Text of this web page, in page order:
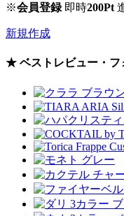
※会員登録即時200Pt
新規作成
★ ベストレビュー・